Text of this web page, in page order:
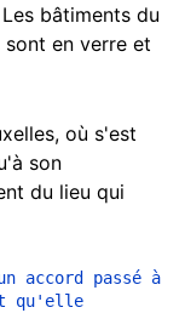
bâtiments du
sont en verre et
où s'est
son
du lieu qui
accord passé à
qu'elle